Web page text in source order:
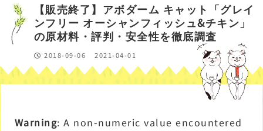
【販売終了】アボダーム キャット「グレイ
ンフリー オーシャンフィッシュ&チキン」
の原材料・評判・安全性を徹底調査
2018-09-06 2021-04-01
Warning: A non-numeric value encountered